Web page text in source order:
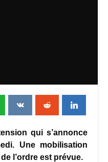
qui s’annonce
Une mobilisation
l’ordre est prévue.